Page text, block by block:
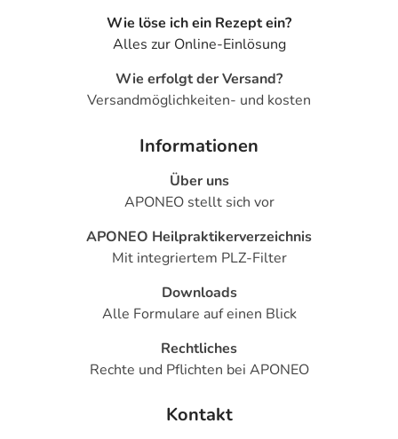
Wie löse ich ein Rezept ein?
Alles zur Online-Einlösung
Wie erfolgt der Versand?
Versandmöglichkeiten- und kosten
Informationen
Über uns
APONEO stellt sich vor
APONEO Heilpraktikerverzeichnis
Mit integriertem PLZ-Filter
Downloads
Alle Formulare auf einen Blick
Rechtliches
Rechte und Pflichten bei APONEO
Kontakt